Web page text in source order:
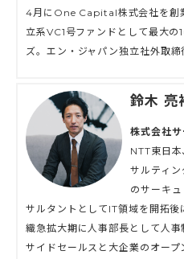
4月にOne Capital株式会社を創
立系VC1号ファンドとして最大の
ズ。エン・ジャパン独立社外取締
鈴木 亮
株式会社
NTT東日
サルティ
のサーキ
サルタントとしてIT領域を開拓
織急拡大期に人事部長として人
サイドセールスと大企業のオー